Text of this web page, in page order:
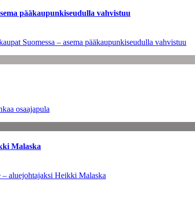
pääkaupunkiseudulla vahvistuu
Suomessa – asema pääkaupunkiseudulla vahvistuu
osaajapula
Malaska
aluejohtajaksi Heikki Malaska